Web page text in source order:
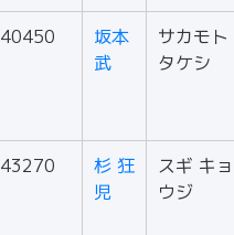
40450
坂本
武
サカモト
タケシ
43270
杉 狂
児
スギ キョ
ウジ